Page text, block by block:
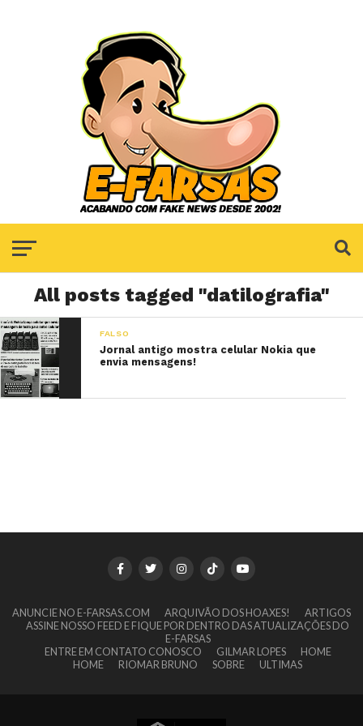
All posts tagged "datilografia"
FALSO
Jornal antigo mostra celular Nokia que
envia mensagens!
ANUNCIE NO E-FARSAS.COM ARQUIVÃO DOS HOAXES!
ARTIGOS
ASSINE NOSSO FEED E FIQUE POR DENTRO DAS ATUALIZAÇÕES DO
E-FARSAS
ENTRE EM CONTATO CONOSCO
GILMAR LOPES
HOME
HOME
RIOMAR BRUNO SOBRE ULTIMAS